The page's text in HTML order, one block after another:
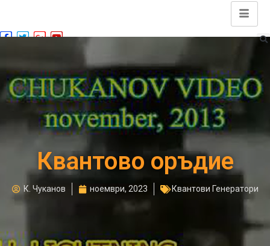
Квантово оръдие
К. Чуканов ноември, 2023 Квантови Генератори